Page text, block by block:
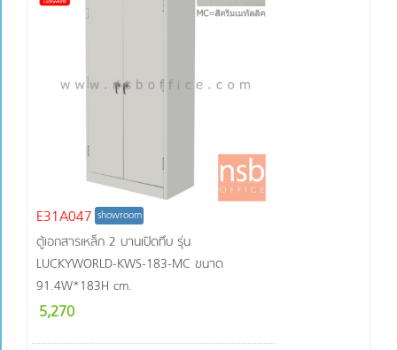
E31A047 showroom
ตู้เอกสารเหล็ก 2 บานเปิดทึบ รุ่น
LUCKYWORLD-KWS-183-MC ขนาด
91.4W*183H cm.
5,270